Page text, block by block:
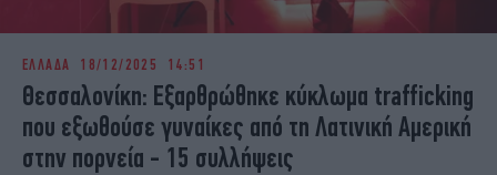
ΕΛΛΑΔΑ 18/12/2025 14:51
Θεσσαλονίκη: Εξαρθρώθηκε κύκλωμα trafficking
που εξωθούσε γυναίκες από τη Λατινική Αμερική
στην πορνεία - 15 συλλήψεις